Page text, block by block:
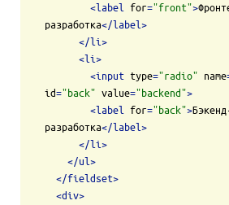
<label for="front">
разработка</label >
</li >
<li >
<input type="radio" name
id="back" value="backend">
<label for="back">
разработка</label >
</li >
</ul >
</fieldset>
<div>